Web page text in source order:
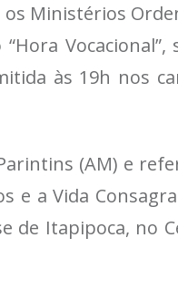
Ministérios
às 19h nos
(AM) e
e a Vida
Itapipoca, no